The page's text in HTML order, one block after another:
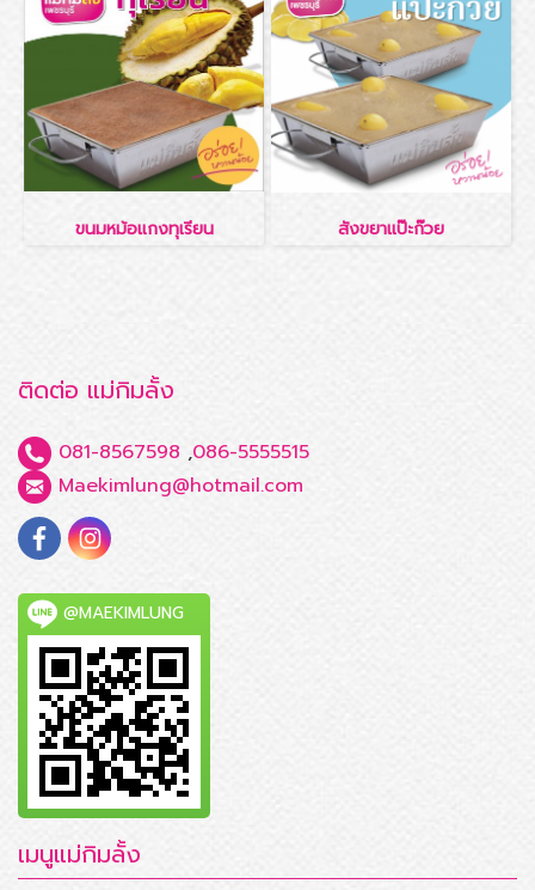
ขนมหม้อแกงทุเรียน สังขยาแป๊ะก๊วย
ติดต่อ แม่กิมลั้ง
081-8567598 ,086-5555515
Maekimlung@hotmail.com
@MAEKIMLUNG
เมนูแม่กิมลั้ง